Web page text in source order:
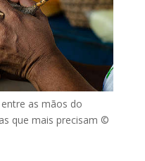
as mãos do
que mais precisam ©